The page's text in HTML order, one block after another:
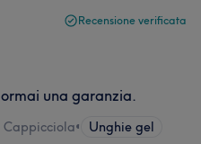
Recensione verificata
una garanzia.
• Unghie gel